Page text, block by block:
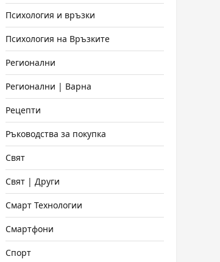
Психология и връзки
Психология на Връзките
Регионални
Регионални | Варна
Рецепти
Ръководства за покупка
Свят
Свят | Други
Смарт Технологии
Смартфони
Спорт